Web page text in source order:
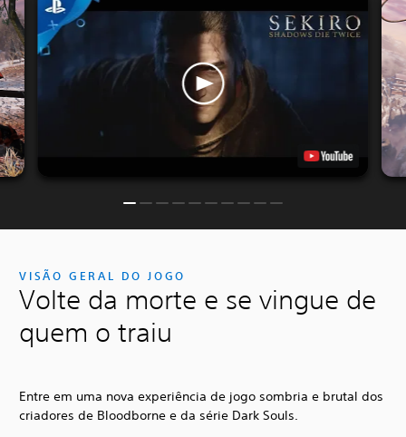
VISÃO GERAL DO JOGO
Volte da morte e se vingue de
quem o traiu
Entre em uma nova experiência de jogo sombria e brutal dos
criadores de Bloodborne e da série Dark Souls.